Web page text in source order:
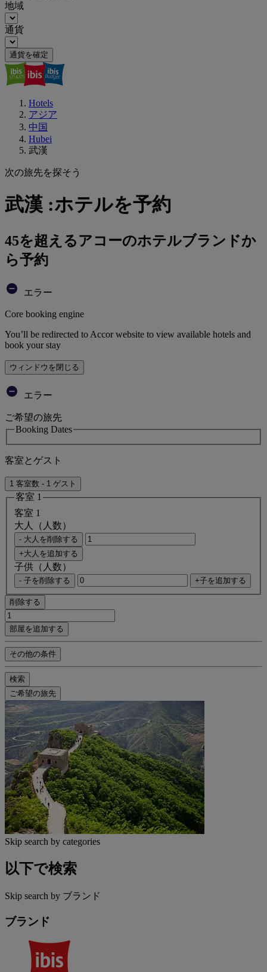
地域
通貨
通貨を確定
Hotels
アジア
中国
Hubei
武漢
次の旅先を探そう
武漢 :ホテルを予約
45を超えるアコーのホテルブランドか
ら予約
エラー
Core booking engine
You’ll be redirected to Accor website to view available hotels and
book your stay
ウィンドウを閉じる
エラー
ご希望の旅先
Booking Dates
客室とゲスト
1 客室数 - 1 ゲスト
客室 1
客室 1
大人（人数）
- 大人を削除する
+大人を追加する
子供（人数）
- 子を削除する +子を追加する
削除する
部屋を追加する
その他の条件
検索
ご希望の旅先
Skip search by categories
以下で検索
Skip search by ブランド
ブランド